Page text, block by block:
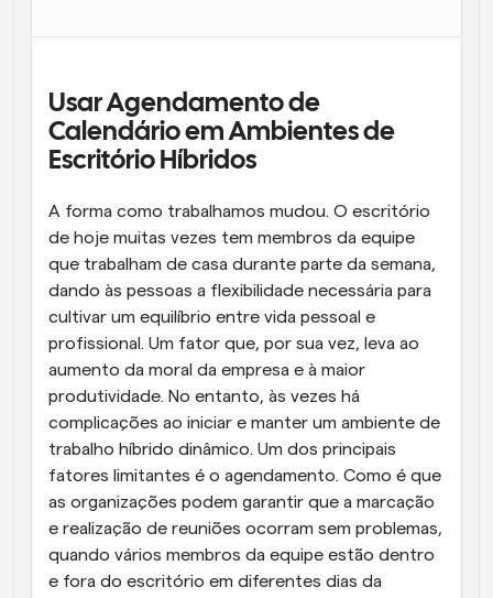
Agendamento potenciado com chamadas
impulsionadas por IA
Fluxos de trabalho
Blogue
Mantenha-se atualizado com as últimas notícias e
atualizações
Reunião com clientes em minutos
Links de Grupo Dinâmico
Agende reuniões de forma fluida com várias pessoas
Webhooks
Receba notificações quando algo acontecer
Usar Agendamento de
Calendário em Ambientes de
Escritório Híbridos
A forma como trabalhamos mudou. O escritório
de hoje muitas vezes tem membros da equipe
que trabalham de casa durante parte da semana,
dando às pessoas a flexibilidade necessária para
cultivar um equilíbrio entre vida pessoal e
profissional. Um fator que, por sua vez, leva ao
aumento da moral da empresa e à maior
produtividade. No entanto, às vezes há
complicações ao iniciar e manter um ambiente de
trabalho híbrido dinâmico. Um dos principais
fatores limitantes é o agendamento. Como é que
as organizações podem garantir que a marcação
e realização de reuniões ocorram sem problemas,
quando vários membros da equipe estão dentro
e fora do escritório em diferentes dias da